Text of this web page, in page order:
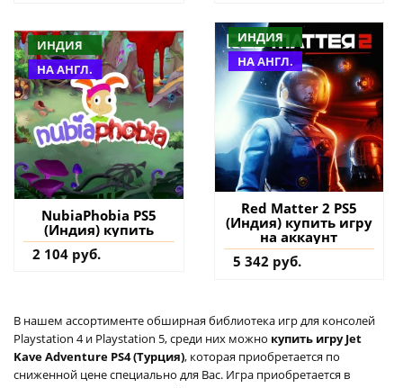
ИНДИЯ
НА АНГЛ.
NubiaPhobia PS5
(Индия) купить
2 104 руб.
ИНДИЯ
НА АНГЛ.
Red Matter 2 PS5
(Индия) купить игру
на аккаунт
5 342 руб.
В нашем ассортименте обширная библиотека игр для консолей
Playstation 4 и Playstation 5, среди них можно купить игру Jet
Kave Adventure PS4 (Турция), которая приобретается по
сниженной цене специально для Вас. Игра приобретается в